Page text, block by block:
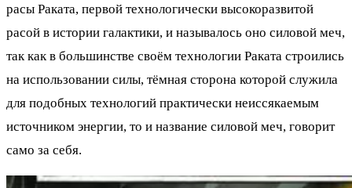
расы Раката, первой технологически высокоразвитой
расой в истории галактики, и называлось оно силовой меч,
так как в большинстве своём технологии Раката строились
на использовании силы, тёмная сторона которой служила
для подобных технологий практически неиссякаемым
источником энергии, то и название силовой меч, говорит
само за себя.